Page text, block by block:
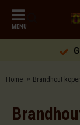
MENU
Home Brandhout